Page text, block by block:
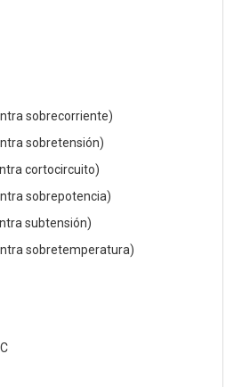
sobrecorriente)
sobretensión)
cortocircuito)
sobrepotencia)
subtensión)
sobretemperatura)